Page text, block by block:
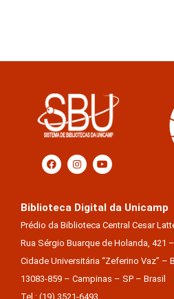
Biblioteca Digital da Unicamp
Prédio da Biblioteca Central Cesar
Rua Sérgio Buarque de Holanda, 421
Cidade Universitária “Zeferino Vaz” –
13083-859 – Campinas – SP – Brasil
Tel.: (19) 3521-6493